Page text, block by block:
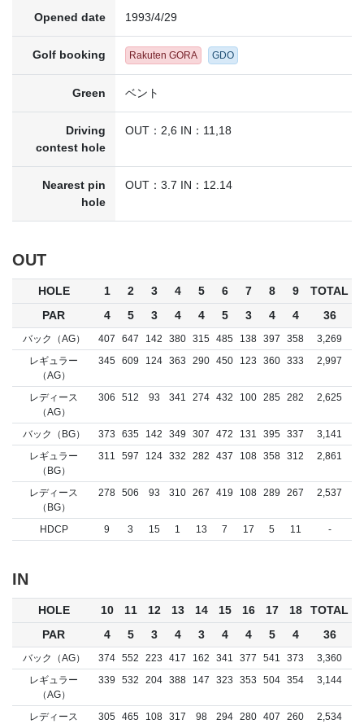
Opened date 1993/4/29
Golf booking Rakuten GORA GDO
Green ベント
Driving
contest hole
OUT：2,6 IN：11,18
Nearest pin
hole
OUT：3.7 IN：12.14
OUT
HOLE 1 2 3 4 5 6 7 8 9
TOTAL
PAR
4 5 3 4 4 5 3 4 4 36
バック（AG） 407 647 142 380 315 485 138 397 358
3,269
レギュラー
（AG）
345 609 124 363 290 450 123 360 333 2,997
レディース
（AG）
306 512 93 341 274 432 100 285 282 2,625
バック（BG） 373 635 142 349 307 472 131 395 337
3,141
レギュラー
（BG）
311 597 124 332 282 437 108 358 312 2,861
レディース
（BG）
278 506 93 310 267 419 108 289 267 2,537
HDCP 9 3 15 1 13 7 17 5 11 -
IN
HOLE 10 11 12 13 14 15 16 17 18
TOTAL
PAR
4 5 3 4 3 4 4 5 4 36
バック（AG） 374 552 223 417 162 341 377 541 373
3,360
レギュラー
（AG）
339 532 204 388 147 323 353 504 354 3,144
レディース
305 465 108 317 98 294 280 407 260 2,534